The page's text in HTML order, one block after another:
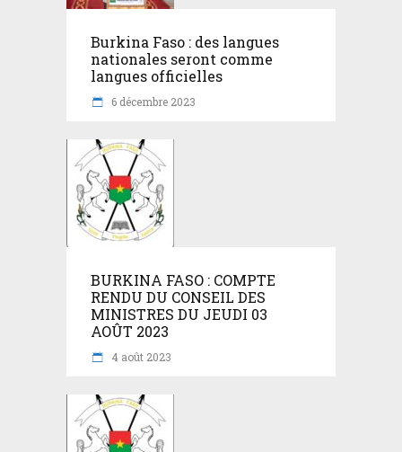
Burkina Faso : des langues
nationales seront comme
langues officielles
6 décembre 2023
BURKINA FASO : COMPTE
RENDU DU CONSEIL DES
MINISTRES DU JEUDI 03
AOÛT 2023
4 août 2023